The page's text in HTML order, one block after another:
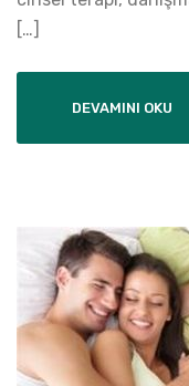
[…]
DEVAMINI OKU